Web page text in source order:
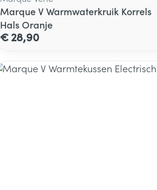
Marque V Warmwaterkruik Korrels
Hals Oranje
€ 28,90